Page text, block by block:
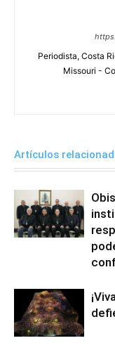
Periodista, Costa
Missouri -
Artículos